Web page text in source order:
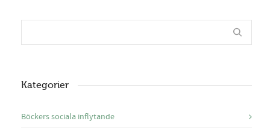
Kategorier
Böckers sociala inflytande